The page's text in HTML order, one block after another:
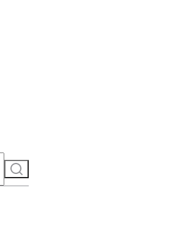
Szukaj
serwisu
karcie